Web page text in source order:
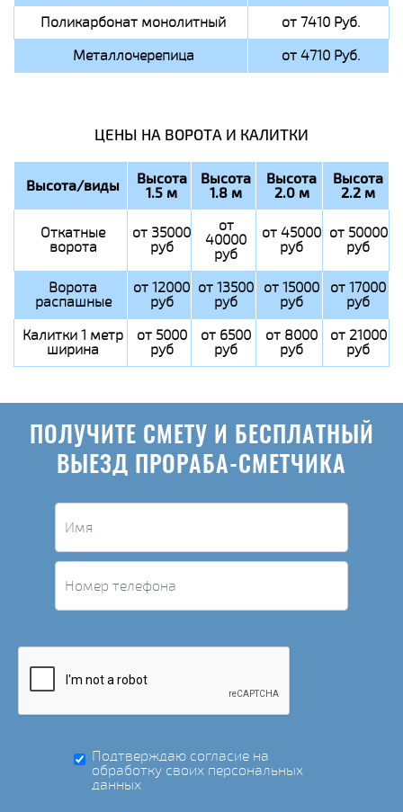
Поликарбонат монолитный
от 7410 Руб.
Металлочерепица
от 4710 Руб.
ЦЕНЫ НА ВОРОТА И КАЛИТКИ
Высота/виды Высота
1.5 м
Высота
1.8 м
Высота
2.0 м
Высота
2.2 м
Откатные
ворота
от 35000
руб
от
40000
руб
от 45000
руб
от 50000
руб
Ворота
распашные
от 12000
руб
от 13500
руб
от 15000
руб
от 17000
руб
Калитки 1 метр
ширина
от 5000
руб
от 6500
руб
от 8000
руб
от 21000
руб
ПОЛУЧИТЕ СМЕТУ И БЕСПЛАТНЫЙ
ВЫЕЗД ПРОРАБА-СМЕТЧИКА
Подтверждаю согласие на
обработку своих персональных
данных